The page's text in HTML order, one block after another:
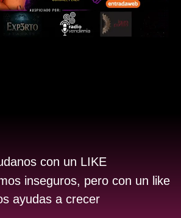
con un LIKE
inseguros, pero con un like
ayudas a crecer